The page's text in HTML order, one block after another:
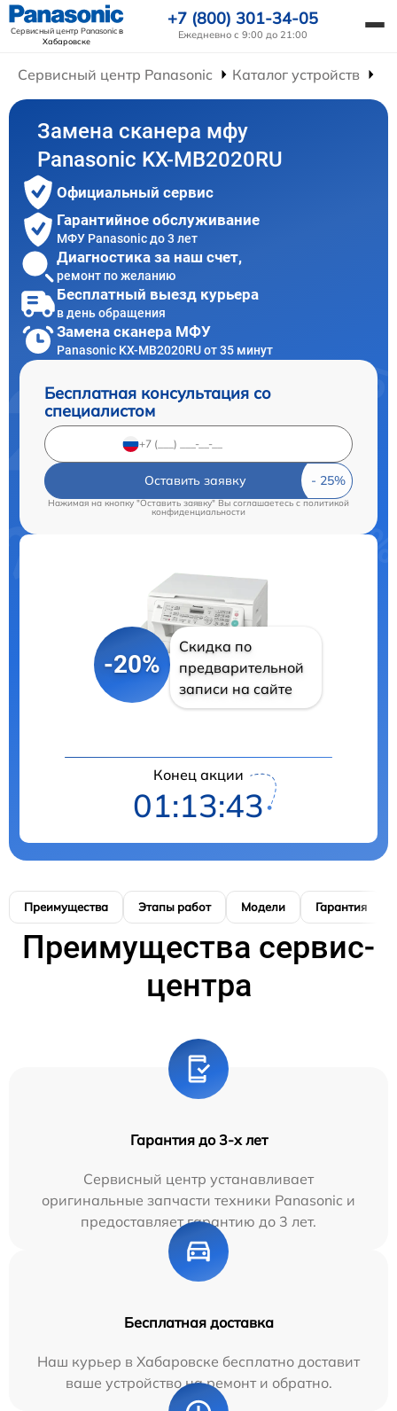
Сервисный центр Panasonicв
Хабаровске
+7 (800) 301-34-05
Ежедневно с 9:00 до 21:00
Сервисный центр Panasonic Каталог устройств
Замена сканера мфу
Panasonic KX-MB2020RU
Официальный сервис
Гарантийное обслуживание
МФУ Panasonic до 3 лет
Диагностика за наш счет,
ремонт по желанию
Бесплатный выезд курьера
в день обращения
Замена сканера МФУ
Panasonic KX-MB2020RU от 35 минут
Бесплатная консультация со
специалистом
Оставить заявку
Нажимая на кнопку "Оставить заявку" Вы соглашаетесь cполитикой
конфиденциальности
-20%
Скидка по
предварительной
записи на сайте
Конец акции
01:13:42
Преимущества Этапы работ Модели Гарантия
Преимущества сервис-
центра
Гарантия до 3-х лет
Сервисный центр устанавливает
оригинальные запчасти техники Panasonic и
предоставляет гарантию до 3 лет.
Бесплатная доставка
Наш курьер в Хабаровске бесплатно доставит
ваше устройство на ремонт и обратно.